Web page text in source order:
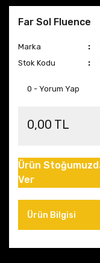
Far Sol Fluence
Marka
Stok Kodu
0 - Yorum Yap
0,00 TL
Ürün
Ver
Ürün Bilgisi